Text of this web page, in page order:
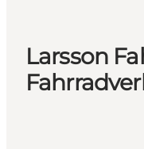
Larsson